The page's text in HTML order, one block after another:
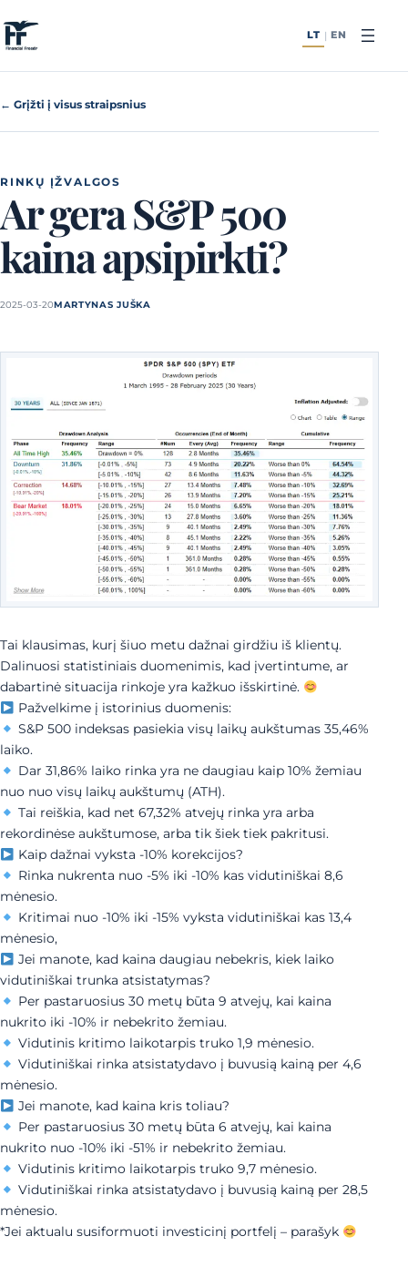
LT | EN
← Grįžti į visus straipsnius
RINKŲ ĮŽVALGOS
Ar gera S&P 500
kaina apsipirkti?
2025-03-20MARTYNAS JUŠKA
Tai klausimas, kurį šiuo metu dažnai girdžiu iš klientų.
Dalinuosi statistiniais duomenimis, kad įvertintume, ar
dabartinė situacija rinkoje yra kažkuo išskirtinė.
Pažvelkime į istorinius duomenis:
S&P 500 indeksas pasiekia visų laikų aukštumas 35,46%
laiko.
Dar 31,86% laiko rinka yra ne daugiau kaip 10% žemiau
nuo nuo visų laikų aukštumų (ATH).
Tai reiškia, kad net 67,32% atvejų rinka yra arba
rekordinėse aukštumose, arba tik šiek tiek pakritusi.
Kaip dažnai vyksta -10% korekcijos?
Rinka nukrenta nuo -5% iki -10% kas vidutiniškai 8,6
mėnesio.
Kritimai nuo -10% iki -15% vyksta vidutiniškai kas 13,4
mėnesio,
Jei manote, kad kaina daugiau nebekris, kiek laiko
vidutiniškai trunka atsistatymas?
Per pastaruosius 30 metų būta 9 atvejų, kai kaina
nukrito iki -10% ir nebekrito žemiau.
Vidutinis kritimo laikotarpis truko 1,9 mėnesio.
Vidutiniškai rinka atsistatydavo į buvusią kainą per 4,6
mėnesio.
Jei manote, kad kaina kris toliau?
Per pastaruosius 30 metų būta 6 atvejų, kai kaina
nukrito nuo -10% iki -51% ir nebekrito žemiau.
Vidutinis kritimo laikotarpis truko 9,7 mėnesio.
Vidutiniškai rinka atsistatydavo į buvusią kainą per 28,5
mėnesio.
*Jei aktualu susiformuoti investicinį portfelį – parašyk